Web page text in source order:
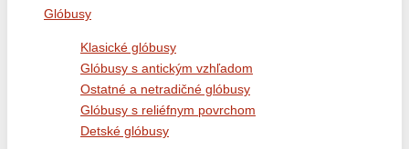
Glóbusy
Klasické glóbusy
Glóbusy s antickým vzhľadom
Ostatné a netradičné glóbusy
Glóbusy s reliéfnym povrchom
Detské glóbusy